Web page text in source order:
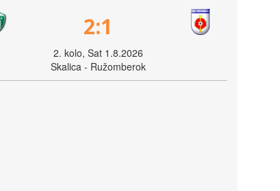
2:1
2. kolo, Sat 1.8.2026
Skalica - Ružomberok